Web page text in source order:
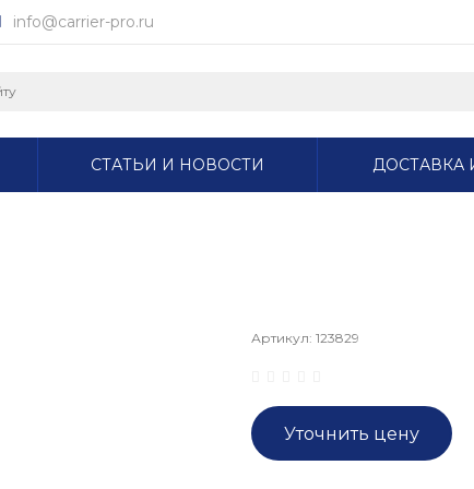
info@carrier-pro.ru
СТАТЬИ И НОВОСТИ ДОСТАВКА
Артикул: 123829
Уточнить цену